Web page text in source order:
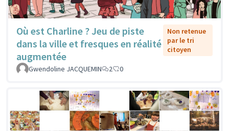
Où est Charline ? Jeu de piste
dans la ville et fresques en réalité
augmentée
Non retenue
par le tri
citoyen
Gwendoline JACQUEMIN 2 0